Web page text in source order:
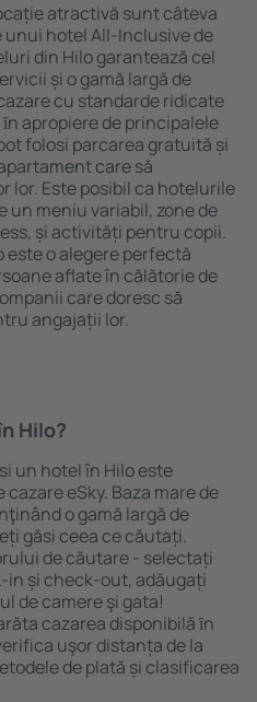
atractivă sunt câteva
hotel All-Inclusive de
din Hilo garantează cel
și o gamă largă de
cu standarde ridicate
apropiere de principalele
folosi parcarea gratuită și
care să
lor. Este posibil ca hotelurile
un meniu variabil, zone de
și activități pentru copii.
este o alegere perfectă
aflate în călătorie de
care doresc să
angajații lor.
Hilo?
un hotel în Hilo este
eSky. Baza mare de
o gamă largă de
găsi ceea ce căutați.
de căutare - selectați
in și check-out, adăugați
de camere şi gata!
cazarea disponibilă ȋn
uşor distanța de la
de plată și clasificarea